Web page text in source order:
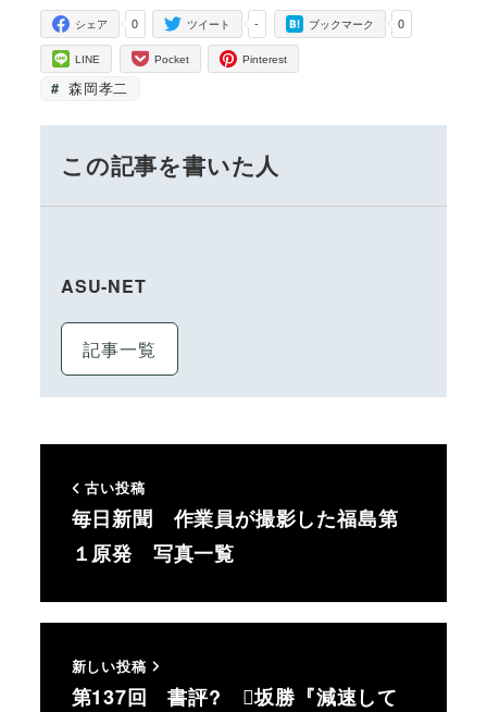
0
シェア -
ツイート 0
ブックマーク
LINE Pocket Pinterest
森岡孝二
この記事を書いた人
ASU-NET
記事一覧
古い投稿
毎日新聞 作業員が撮影した福島第
１原発 写真一覧
新しい投稿
第137回 書評? 坂勝『減速して